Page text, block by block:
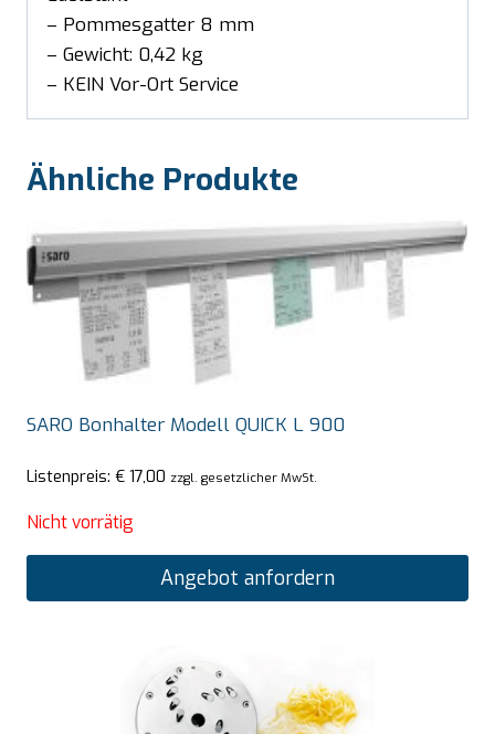
– Pommesgatter 8 mm
– Gewicht: 0,42 kg
– KEIN Vor-Ort Service
Ähnliche Produkte
SARO Bonhalter Modell QUICK L 900
Listenpreis: € 17,00 zzgl. gesetzlicher MwSt.
Nicht vorrätig
Angebot anfordern